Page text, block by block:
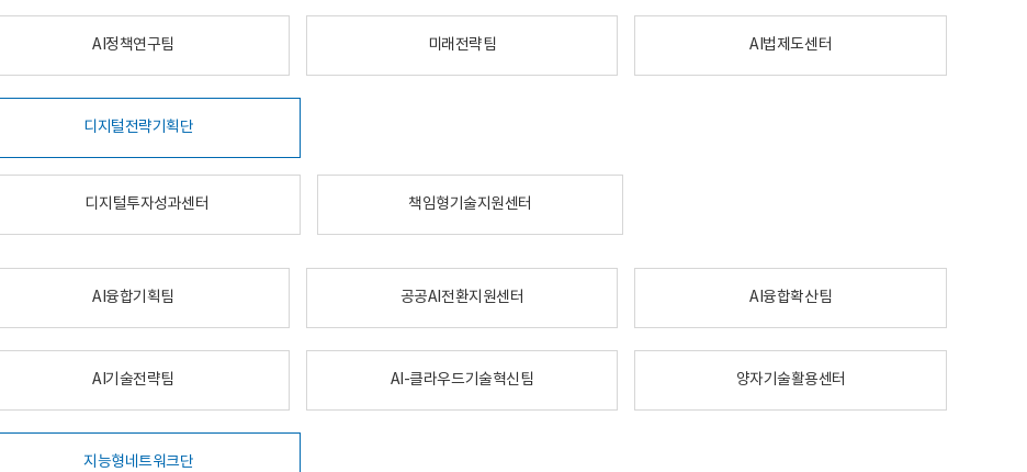
AI정책연구팀 미래전략팀 AI법제도센터
디지털전략기획단
디지털투자성과센터 책임형기술지원센터
AI융합기획팀 공공AI전환지원센터 AI융합확산팀
AI기술전략팀 AI-클라우드기술혁신팀 양자기술활용센터
지능형네트워크단